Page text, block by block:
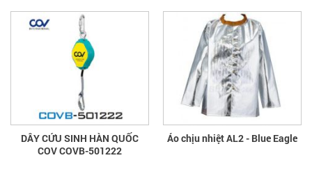
DÂY CỨU SINH HÀN QUỐC
COV COVB-501222
Áo chịu nhiệt AL2 - Blue Eagle